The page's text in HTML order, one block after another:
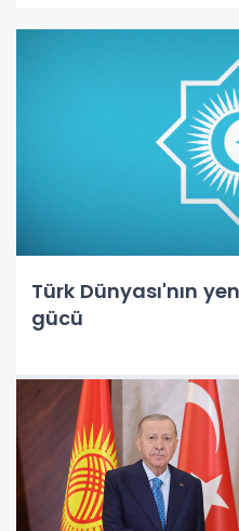
Türk Dünyası'nın
gücü